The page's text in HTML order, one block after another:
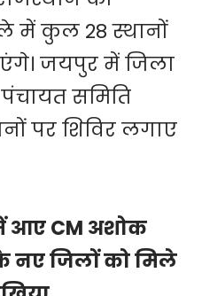
में कुल 28 स्थानों
जयपुर में जिला
समिति
पर शिविर लगाए
आए CM अशोक
नए जिलों को मिले